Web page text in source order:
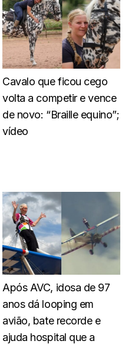
Cavalo que ficou cego
volta a competir e vence
de novo: “Braille equino”;
vídeo
Após AVC, idosa de 97
anos dá looping em
avião, bate recorde e
ajuda hospital que a